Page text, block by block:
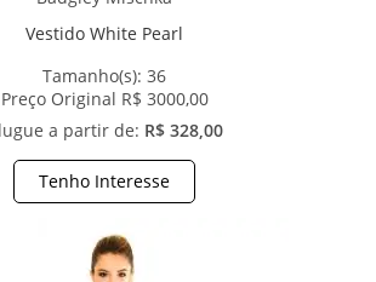
Vestido White Pearl
Tamanho(s): 36
Preço Original R$ 3000,00
a partir de: R$ 328,00
Tenho Interesse